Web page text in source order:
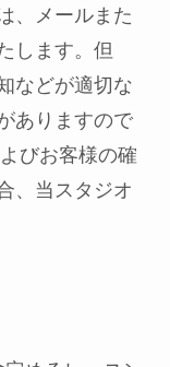
、メールまた
します。但
などが適切な
ありますので
びお客様の確
、当スタジオ